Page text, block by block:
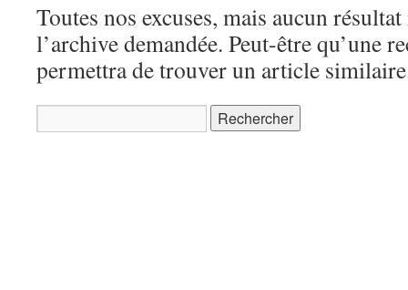
Toutes nos excuses, mais aucun
l’archive demandée. Peut-être qu’une
permettra de trouver un article